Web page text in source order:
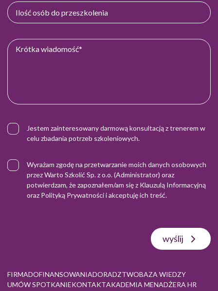
Jestem zainteresowany darmową konsultacją z trenerem w
celu zbadania potrzeb szkoleniowych.
Wyrażam zgodę na przetwarzanie moich danych osobowych
przez Warto Szkolić Sp. z o.o. (Administrator) oraz
potwierdzam, że zapoznałem/am się z Klauzulą Informacyjną
oraz Polityką Prywatnościi akceptuję ich treść.
wyślij
FIRMADOFINANSOWANIADORADZTWOBAZA WIEDZY
UMÓW SPOTKANIEKONTAKTAKADEMIA MENADŻERA HR